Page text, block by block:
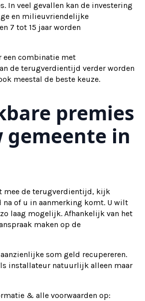
In veel gevallen kan de investering
en milieuvriendelijke
7 tot 15 jaar worden
een combinatie met
de terugverdientijd verder worden
meestal de beste keuze.
premies
gemeente in
mee de terugverdientijd, kijk
of u in aanmerking komt. U wilt
laag mogelijk. Afhankelijk van het
maken op de
som geld recupereren.
installateur natuurlijk alleen maar
& alle voorwaarden op: